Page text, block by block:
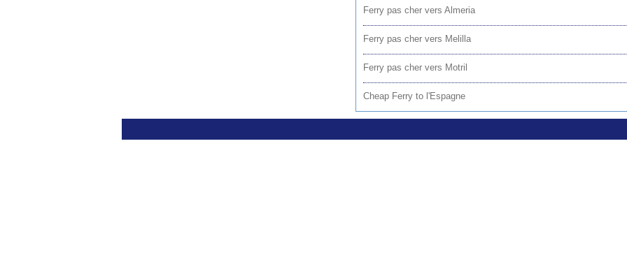
Ferry pas cher vers Almeria
Ferry pas cher vers Melilla
Ferry pas cher vers Motril
Cheap Ferry to l'Espagne